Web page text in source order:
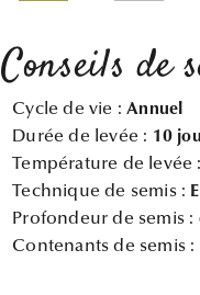
Conseils de
Cycle de vie :Annuel
Durée de levée : 10
Température de levée :
Technique de semis :
Profondeur de semis :
Contenants de semis :